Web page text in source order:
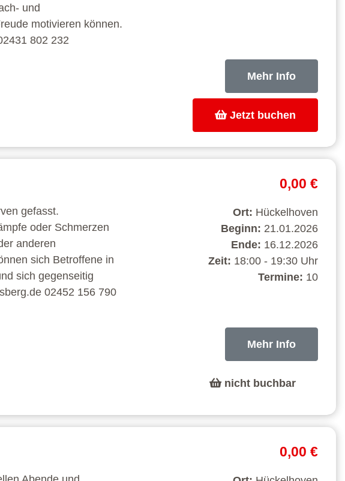
und
motivieren können.
802 232
Mehr Info
Jetzt buchen
gefasst.
oder Schmerzen
anderen
sich Betroffene in
sich gegenseitig
02452 156 790
0,00 €
Ort: Hückelhoven
Beginn: 21.01.2026
Ende: 16.12.2026
Zeit: 18:00 - 19:30 Uhr
Termine: 10
Mehr Info
nicht buchbar
0,00 €